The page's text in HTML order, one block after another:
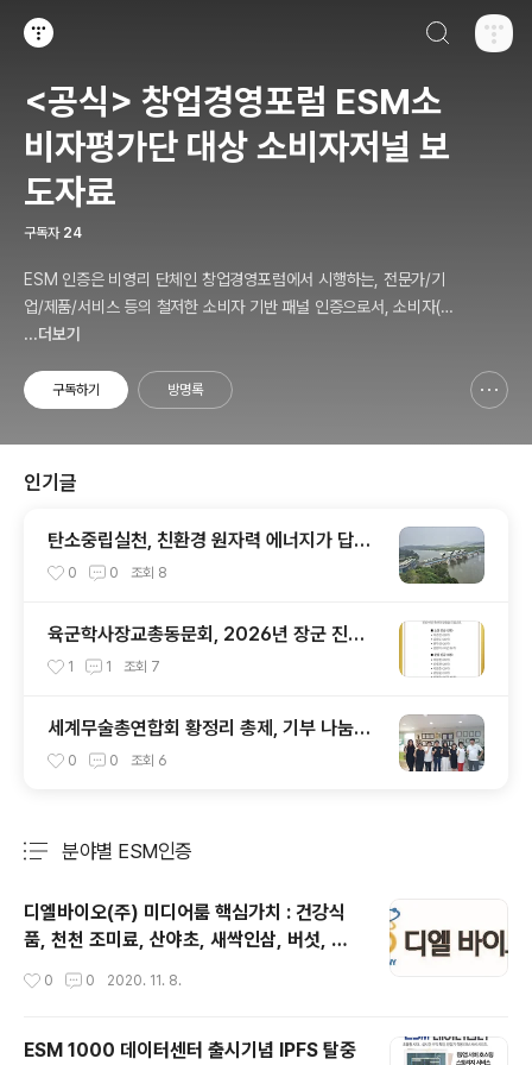
<공식> 창업경영포럼 ESM소
비자평가단 대상 소비자저널 보
도자료
구독자 24
ESM 인증은 비영리 단체인 창업경영포럼에서 시행하는, 전문가/기
업/제품/서비스 등의 철저한 소비자 기반 패널 인증으로서, 소비자(의
뢰인)에게 제공하는 패널인증 솔루션 서비스를 말합니다.
...더보기
구독하기 방명록
인기글
탄소중립실천, 친환경 원자력 에너지가 답이
다 0 0 조회 8
육군학사장교총동문회, 2026년 장군 진급
발표를 맞아
1 1 조회 7
세계무술총연합회 황정리 총제, 기부 나눔에
앞장 서 (7)
0 0 조회 6
분야별 ESM인증
디엘바이오(주) 미디어룸 핵심가치 : 건강식
품, 천천 조미료, 산야초, 새싹인삼, 버섯, 해
초 부산물개발 및 생산
0 0 2020. 11. 8.
ESM 1000 데이터센터 출시기념 IPFS 탈중